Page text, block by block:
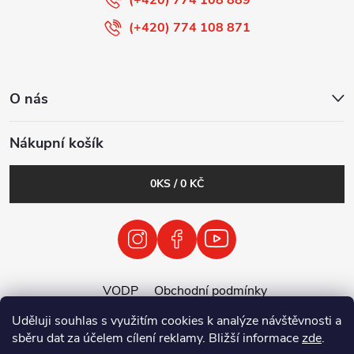
Uděluji souhlas s využitím cookies k analýze návštěvnosti a
sběru dat za účelem cílení reklamy. Bližší informacezde.
(+420) 774 108 871
O nás
Nákupní košík
0KS /0 KČ
VODP
Obchodní podmínky
Zásady zpracování osobních údajů
Zpětný odběr vysloužilých elektrozařízení / baterií